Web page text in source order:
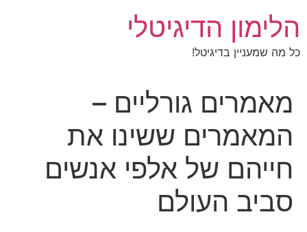
לתוכן
הלימון הדיגיטלי
כל מה שמעניין בדיגיטל!
מאמרים גורליים –
המאמרים ששינו את
חייהם של אלפי אנשים
סביב העולם